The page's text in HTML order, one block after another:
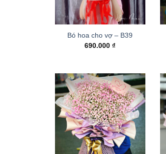
Bó hoa cho vợ – B39
690.000₫